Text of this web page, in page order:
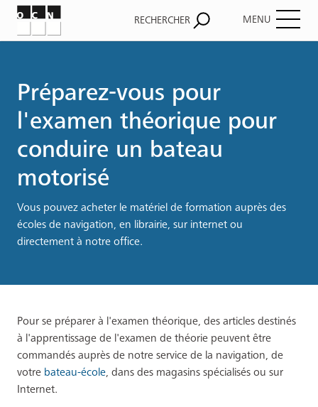
d'Ariane
Préparez-vous pour
l'examen théorique pour
conduire un bateau
motorisé
Vous pouvez acheter le matériel de formation auprès des
écoles de navigation, en librairie, sur internet ou
directement à notre office.
Pour se préparer à l'examen théorique, des articles destinés
à l'apprentissage de l'examen de théorie peuvent être
commandés auprès de notre service de la navigation, de
votre bateau-école, dans des magasins spécialisés ou sur
Internet.
RECHERCHER MENU